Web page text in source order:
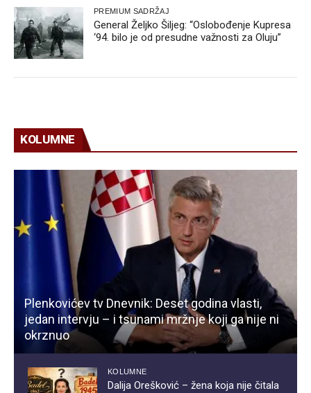
PREMIUM SADRŽAJ
General Željko Šiljeg: “Oslobođenje Kupresa
‘94. bilo je od presudne važnosti za Oluju”
KOLUMNE
Plenkovićev tv Dnevnik: Deset godina vlasti,
jedan intervju – i tsunami mržnje koji ga nije ni
okrznuo
KOLUMNE
Dalija Orešković – žena koja nije čitala